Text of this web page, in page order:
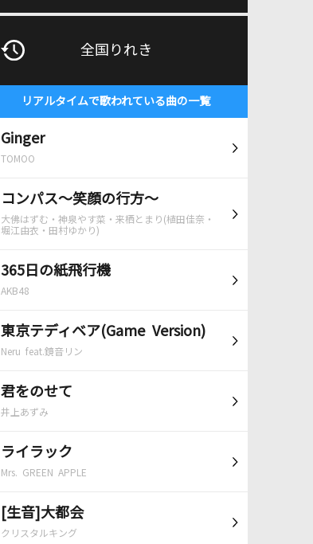
全国りれき
リアルタイムで歌われている曲の一覧
Ginger
TOMOO
コンパス～笑顔の行方～
大佛はずむ・神泉やす菜・来栖とまり(植田佳奈・
堀江由衣・田村ゆかり)
365日の紙飛行機
AKB48
東京テディベア(Game Version)
Neru feat.鏡音リン
君をのせて
井上あずみ
ライラック
Mrs. GREEN APPLE
[生音]大都会
クリスタルキング